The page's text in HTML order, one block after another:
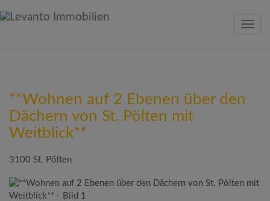
**Wohnen auf 2 Ebenen über den
Dächern von St. Pölten mit
Weitblick**
3100 St. Pölten